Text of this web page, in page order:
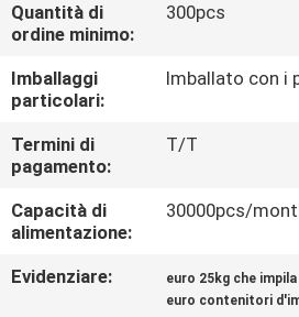
CONTROLLO
QUALITÀ
CONTATTACI
RICHIEDI
PREVENTIVO
Quantità di
ordine minimo:
300pcs
Imballaggi
particolari:
Imballato con i
Termini di
pagamento:
T/T
Capacità di
alimentazione:
30000pcs/
Evidenziare: euro 25kg che
euro contenitori